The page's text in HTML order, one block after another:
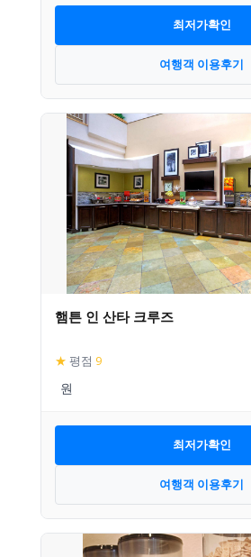
최저가확인
여행객 이용후기
햄튼 인 산타 크루즈
★ 평점 9
최저가확인
여행객 이용후기